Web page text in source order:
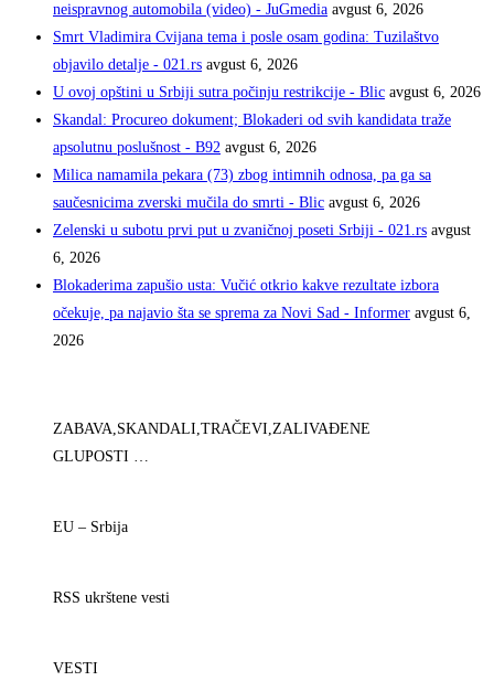
neispravnog automobila (video) - JuGmedia avgust 6, 2026
Smrt Vladimira Cvijana tema i posle osam godina: Tuzilaštvo
objavilo detalje - 021.rs avgust 6, 2026
U ovoj opštini u Srbiji sutra počinju restrikcije - Blic avgust 6, 2026
Skandal: Procureo dokument; Blokaderi od svih kandidata traže
apsolutnu poslušnost - B92 avgust 6, 2026
Milica namamila pekara (73) zbog intimnih odnosa, pa ga sa
saučesnicima zverski mučila do smrti - Blic avgust 6, 2026
Zelenski u subotu prvi put u zvaničnoj poseti Srbiji - 021.rs avgust
6, 2026
Blokaderima zapušio usta: Vučić otkrio kakve rezultate izbora
očekuje, pa najavio šta se sprema za Novi Sad - Informer avgust 6,
2026
ZABAVA,SKANDALI,TRAČEVI,ZALIVAĐENE
GLUPOSTI …
EU – Srbija
RSS ukrštene vesti
VESTI